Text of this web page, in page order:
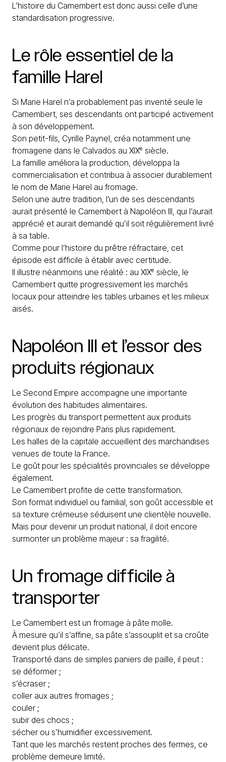
L’histoire du Camembert est donc aussi celle d’une
standardisation progressive.
Le rôle essentielde la
famille Harel
Si Marie Harel n’a probablement pas inventé seule le
Camembert, ses descendants ont participé activement
à son développement.
Son petit-fils, Cyrille Paynel, créa notamment une
fromagerie dans le Calvados au XIXᵉ siècle.
La famille améliora la production, développa la
commercialisation et contribua à associer durablement
le nom de Marie Harel au fromage.
Selon une autre tradition, l’un de ses descendants
aurait présenté le Camembert à Napoléon III, qui l’aurait
apprécié et aurait demandé qu’il soit régulièrement livré
à sa table.
Comme pour l’histoire du prêtre réfractaire, cet
épisode est difficile à établir avec certitude.
Il illustre néanmoins une réalité : au XIXᵉ siècle, le
Camembert quitte progressivement les marchés
locaux pour atteindre les tables urbaines et les milieux
aisés.
Napoléon III et l’essor des
produits régionaux
Le Second Empire accompagne une importante
évolution des habitudes alimentaires.
Les progrès du transport permettent aux produits
régionaux de rejoindre Paris plus rapidement.
Les halles de la capitale accueillent des marchandises
venues de toute la France.
Le goût pour les spécialités provinciales se développe
également.
Le Camembert profite de cette transformation.
Son format individuel ou familial, son goût accessible et
sa texture crémeuse séduisent une clientèle nouvelle.
Mais pour devenir un produit national, il doit encore
surmonter un problème majeur : sa fragilité.
Un fromagedifficileà
transporter
Le Camembert est un fromage à pâte molle.
À mesure qu’il s’affine, sa pâte s’assouplit et sa croûte
devient plus délicate.
Transporté dans de simples paniers de paille, il peut :
se déformer ;
s’écraser ;
coller aux autres fromages ;
couler ;
subir des chocs ;
sécher ou s’humidifier excessivement.
Tant que les marchés restent proches des fermes, ce
problème demeure limité.